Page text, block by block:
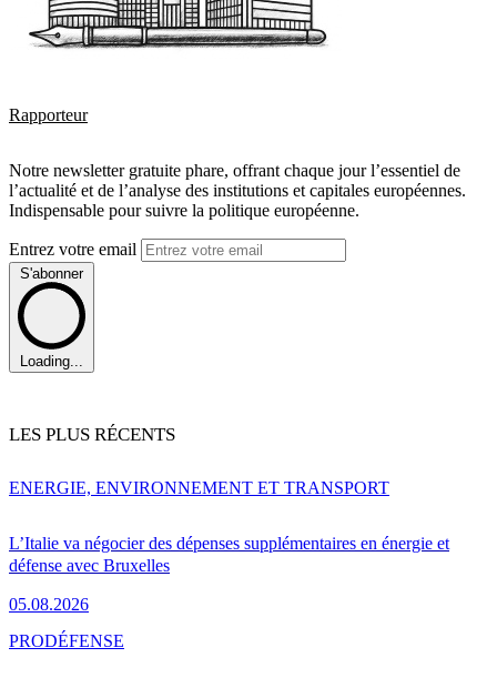
Rapporteur
Notre newsletter gratuite phare, offrant chaque jour l’essentiel de
l’actualité et de l’analyse des institutions et capitales européennes.
Indispensable pour suivre la politique européenne.
Entrez votre email
S'abonner
Loading...
LES PLUS RÉCENTS
L’Italie va négocier des dépenses supplémentaires en énergie et
défense avec Bruxelles
05.08.2026
ENERGIE, ENVIRONNEMENT ET TRANSPORT
PRODÉFENSE